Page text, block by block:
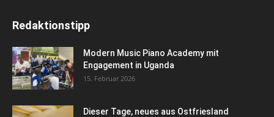
Redaktionstipp
Modern Music Piano Academy mit
Engagement in Uganda
15. Februar 2026
Dieser Tage, neues aus Ostfriesland